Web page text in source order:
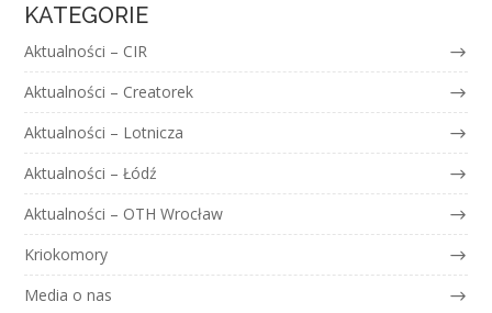
KATEGORIE
Aktualności – CIR
Aktualności – Creatorek
Aktualności – Lotnicza
Aktualności – Łódź
Aktualności – OTH Wrocław
Kriokomory
Media o nas